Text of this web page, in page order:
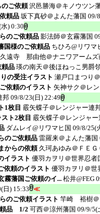
ご依頼 沢邑勝海＠キノウツン
頼品 坂下真砂＠よんた藩国 09/
) 0:30
のご依頼品影法師＠玄霧藩国
国様のご依頼品 ちひろ@リワマ
久遠寺 那由他＠ナニワアームズ
品 瑛の南天＠後ほねっこ男爵
の受注イラスト 瀬戸口まつり
依頼のイラスト 矢神サク＠レ
邦 09/8/23(日) 22:49
1枚目 霰矢蝶子＠レンジャー連
ト2枚目 霰矢蝶子＠レンジャー
ダムレイ@リワマヒ国 09/8/25(
のご依頼品 雷羅来＠よんた藩国
からの依頼 久珂あゆみ＠ＦＥＧ
イラスト 優羽カヲリ＠世界忍者
依頼のイラスト 優羽カヲリ＠世
霧藩国ご依頼のイ... 松井@FEG
日) 15:33
≪
のご依頼イラスト 竿崎 裕樹＠
頼品 1/2 可西＠涼州藩国 09/9/5(